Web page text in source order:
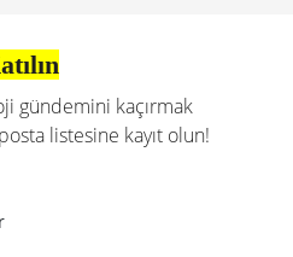
gündemini kaçırmak
listesine kayıt olun!